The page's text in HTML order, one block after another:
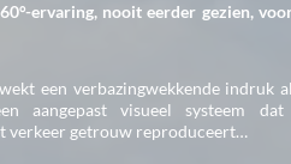
ervaring, nooit eerder gezien,
een verbazingwekkende indruk
aangepast visueel systeem dat
verkeer getrouw reproduceert…